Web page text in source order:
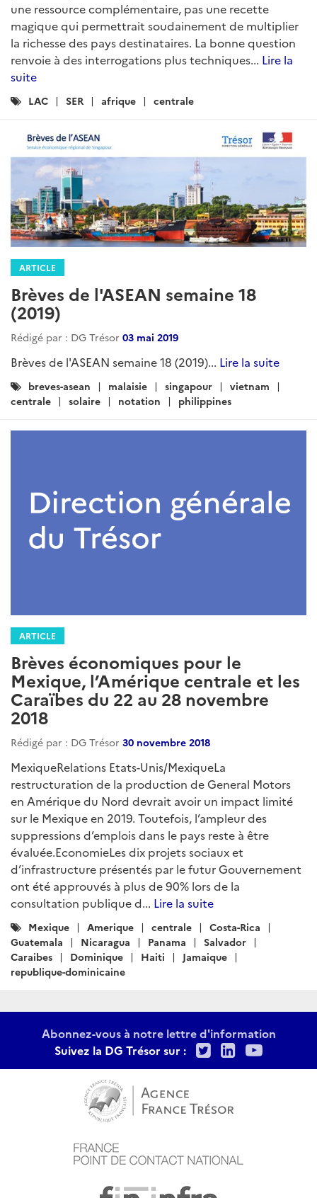
une ressource complémentaire, pas une recette
magique qui permettrait soudainement de multiplier
la richesse des pays destinataires. La bonne question
renvoie à des interrogations plus techniques... Lire la
suite
Catégories
LAC SER afrique centrale
ARTICLE
Brèves de l'ASEAN semaine 18
(2019)
Rédigé par : DG Trésor 03 mai 2019
Brèves de l'ASEAN semaine 18 (2019)... Lire la suite
Catégories
:
breves-asean malaisie singapour
vietnam
centrale
solaire notation philippines
ARTICLE
Brèves économiques pour le
Mexique, l’Amérique centrale et les
Caraïbes du 22 au 28 novembre
2018
Rédigé par : DG Trésor 30 novembre 2018
MexiqueRelations Etats-Unis/MexiqueLa
restructuration de la production de General Motors
en Amérique du Nord devrait avoir un impact limité
sur le Mexique en 2019. Toutefois, l’ampleur des
suppressions d’emplois dans le pays reste à être
évaluée.EconomieLes dix projets sociaux et
d’infrastructure présentés par le futur Gouvernement
ont été approuvés à plus de 90% lors de la
consultation publique d... Lire la suite
Catégories
:
Mexique Amerique centrale
Costa-Rica
Guatemala
Nicaragua Panama
Salvador
Caraibes
Dominique Haiti
Jamaique
republique-dominicaine
Abonnez-vous à notre lettre d'information
Suivez la DG Trésor sur :
TwitterLinkedIn